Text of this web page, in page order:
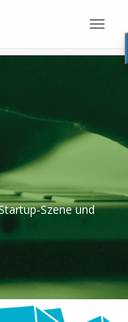
Szene und